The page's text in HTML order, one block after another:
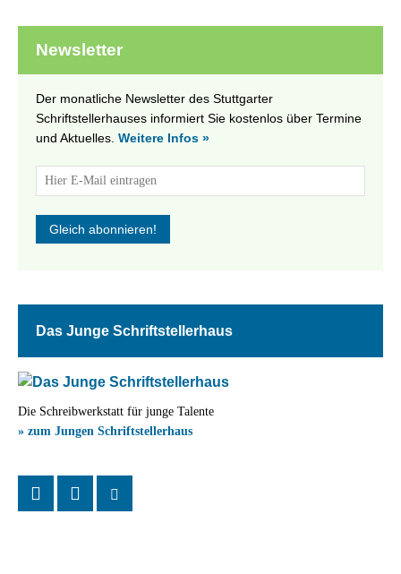
Newsletter
Der monatliche Newsletter des Stuttgarter
Schriftstellerhauses informiert Sie kostenlos über Termine
und Aktuelles. Weitere Infos »
Das Junge Schriftstellerhaus
Die Schreibwerkstatt für junge Talente
» zum Jungen Schriftstellerhaus